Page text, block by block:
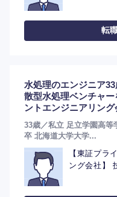
転
水処理のエンジニア
散型水処理ベンチャ
ントエンジニアリング
33歳／私立 足立学園高
卒 北海道大学大学...
【東証プラ
ング会社】